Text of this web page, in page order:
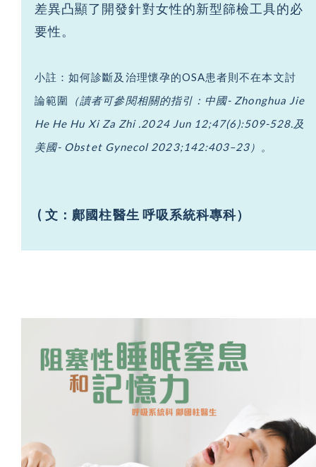
差異凸顯了開發針對女性的新型篩檢工具的必
要性。
小註：如何診斷及治理懷孕的OSA患者則不在本文討
論範圍
（讀者可參閱相關的指引：中國- Zhonghua Jie
He He Hu Xi Za Zhi .2024 Jun 12;47(6):509-528.及
美國- Obstet Gynecol 2023;142:403–23）。
( 文：鄺國柱醫生 呼吸系統科專科）